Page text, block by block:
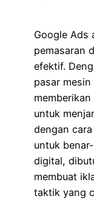
Google Ads
pemasaran
efektif.
pasar
untuk
dengan
untuk
digital,
membuat
taktik yang